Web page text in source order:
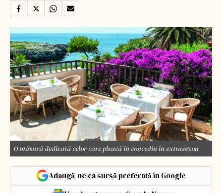
O măsură dedicată celor care pleacă în concediu în extrasezon
Adaugă-ne ca sursă preferată în Google